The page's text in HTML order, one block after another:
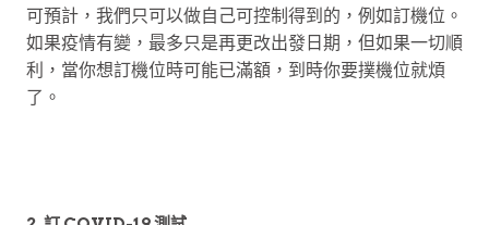
可預計，我們只可以做自己可控制得到的，例如訂機位。
如果疫情有變，最多只是再更改出發日期，但如果一切順
利，當你想訂機位時可能已滿額，到時你要撲機位就煩
了。